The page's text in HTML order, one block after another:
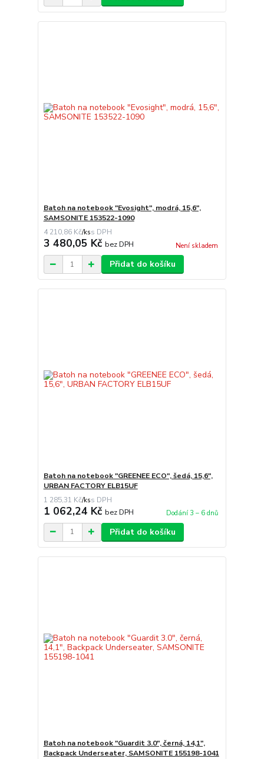
Batoh na notebook "Evosight", modrá, 15,6",
SAMSONITE 153522-1090
4 210,86 Kč/ks
3 480,05 Kč bez DPH Není skladem
Přidat do košíku
Batoh na notebook "GREENEE ECO", šedá, 15,6",
URBAN FACTORY ELB15UF
1 285,31 Kč/ks
1 062,24 Kč bez DPH Dodání 3 – 6 dnů
Přidat do košíku
Batoh na notebook "Guardit 3.0", černá, 14,1",
Backpack Underseater, SAMSONITE 155198-1041